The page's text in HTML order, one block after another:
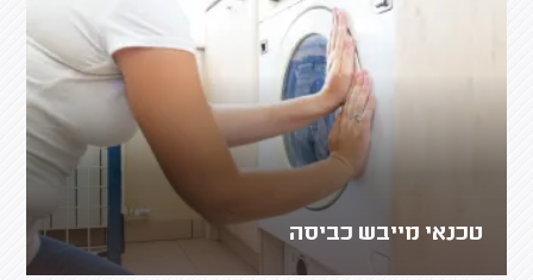
טכנאי מייבש כביסה